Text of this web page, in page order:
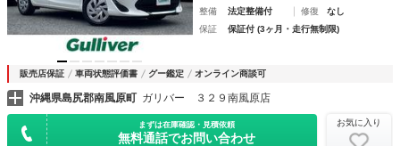
整備
法定整備付 修復
なし
保証
保証付 (3ヶ月・走行無制限)
販売店保証 車両状態評価書 グー鑑定 オンライン商談可
沖縄県島尻郡南風原町 ガリバー ３２９南風原店
まずは在庫確認・見積依頼
無料通話でお問い合わせ
お気に入り